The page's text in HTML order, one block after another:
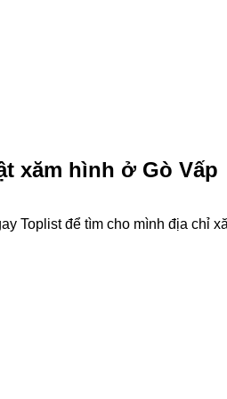
xăm hình ở Gò Vấp
Toplist để tìm cho mình địa chỉ